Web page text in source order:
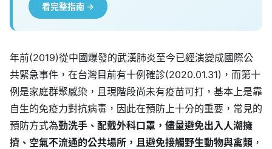
看完整指南 →
年前(2019)從中國爆發的武漢肺炎至今已經演變成國際公
共緊急事件，在台灣目前有十例確診(2020.01.31)，而第十
例是家庭群聚感染，且現階段尚未有疫苗可打，基本上是靠
自生的免疫力對抗病毒，因此在預防上十分的重要，常見的
預防方式為勤洗手、配戴外科口罩，儘量避免出入人潮擁
擠、空氣不流通的公共場所，且避免接觸野生動物與禽類 ，